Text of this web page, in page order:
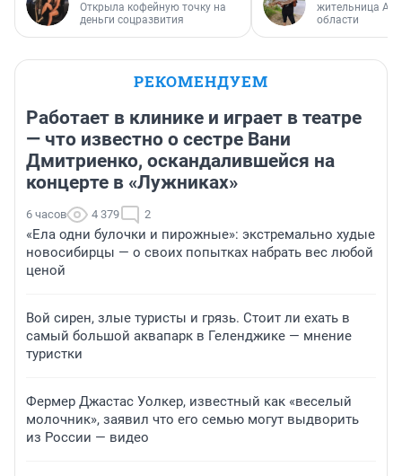
Открыла кофейную точку на
деньги соцразвития
жительница
области
РЕКОМЕНДУЕМ
Работает в клинике и играет в театре
— что известно о сестре Вани
Дмитриенко, оскандалившейся на
концерте в «Лужниках»
6 часов 4 379 2
«Ела одни булочки и пирожные»: экстремально худые
новосибирцы — о своих попытках набрать вес любой
ценой
Вой сирен, злые туристы и грязь. Стоит ли ехать в
самый большой аквапарк в Геленджике — мнение
туристки
Фермер Джастас Уолкер, известный как «веселый
молочник», заявил что его семью могут выдворить
из России — видео